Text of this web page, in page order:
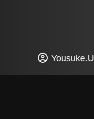
Yousuke.U